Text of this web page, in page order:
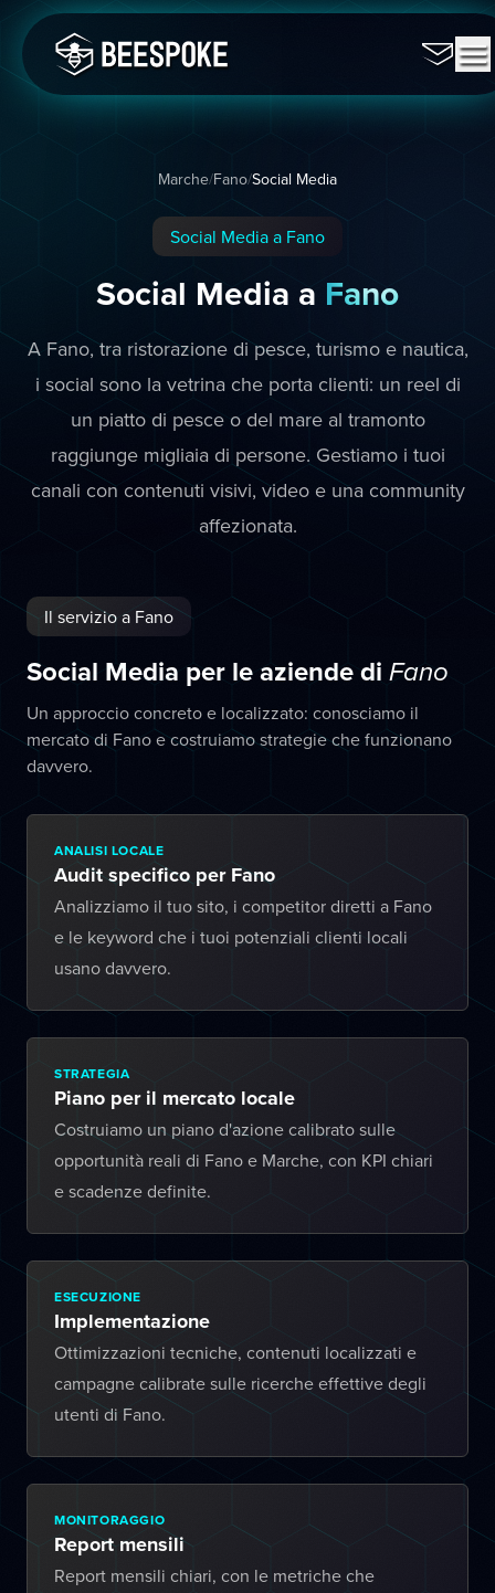
Marche/Fano/Social Media
Social Media a Fano
Social Media a Fano
A Fano, tra ristorazione di pesce, turismo e nautica,
i social sono la vetrina che porta clienti: un reel di
un piatto di pesce o del mare al tramonto
raggiunge migliaia di persone. Gestiamo i tuoi
canali con contenuti visivi, video e una community
affezionata.
Il servizio a Fano
Social Media per le aziende di Fano
Un approccio concreto e localizzato: conosciamo il
mercato di Fano e costruiamo strategie che funzionano
davvero.
ANALISI LOCALE
Audit specifico per Fano
Analizziamo il tuo sito, i competitor diretti a Fano
e le keyword che i tuoi potenziali clienti locali
usano davvero.
STRATEGIA
Piano per il mercato locale
Costruiamo un piano d'azione calibrato sulle
opportunità reali di Fano e Marche, con KPI chiari
e scadenze definite.
ESECUZIONE
Implementazione
Ottimizzazioni tecniche, contenuti localizzati e
campagne calibrate sulle ricerche effettive degli
utenti di Fano.
MONITORAGGIO
Report mensili
Report mensili chiari, con le metriche che